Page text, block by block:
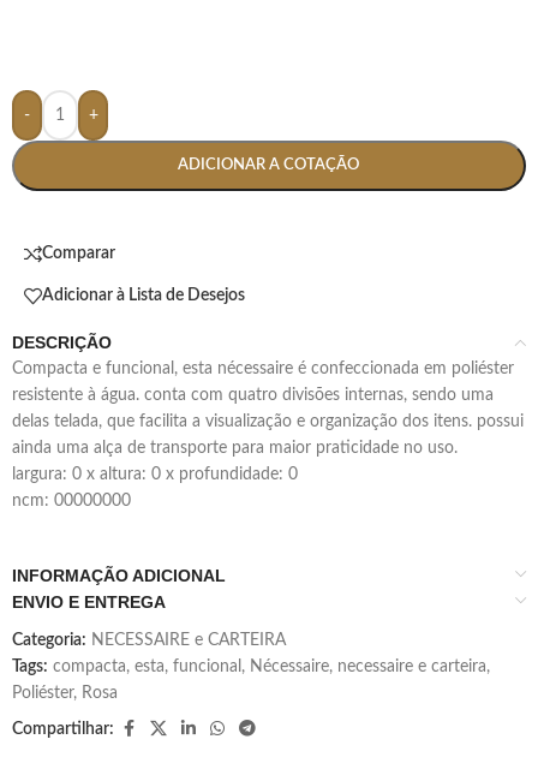
- +
ADICIONAR A COTAÇÃO
Comparar
Adicionar à Lista de Desejos
DESCRIÇÃO
compacta e funcional, esta nécessaire é confeccionada em poliéster
resistente à água. conta com quatro divisões internas, sendo uma
delas telada, que facilita a visualização e organização dos itens. possui
ainda uma alça de transporte para maior praticidade no uso.
largura: 0 x altura: 0 x profundidade: 0
ncm: 00000000
INFORMAÇÃO ADICIONAL
ENVIO E ENTREGA
Categoria: NECESSAIRE e CARTEIRA
Tags: compacta, esta, funcional , Nécessaire, necessaire e carteira,
Poliéster, Rosa
Compartilhar: